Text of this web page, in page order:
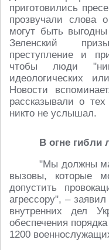
приготовились
прозвучали слова
могут быть
Зеленский
преступление и
чтобы люди
идеологических
Новости
рассказывали о
никто не услышал.
В огне гибли
"Мы должны
вызовы, которые
допустить
агрессору", –
внутренних дел
обеспечения
1200